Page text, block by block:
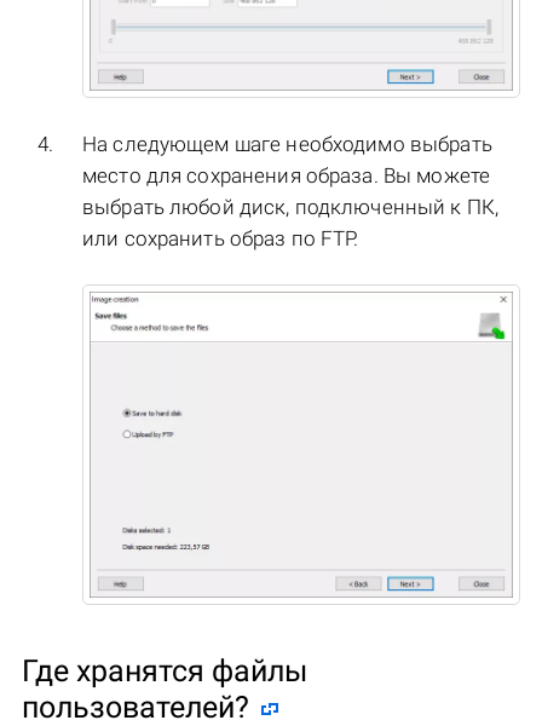
На следующем шаге необходимо выбрать
место для сохранения образа. Вы можете
выбрать любой диск, подключенный к ПК,
или сохранить образ по FTP.
Где хранятся файлы
пользователей?